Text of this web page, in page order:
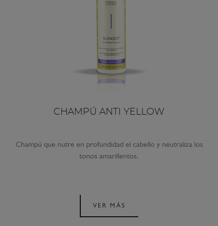
CHAMPÚ ANTI YELLOW
Champú que nutre en profundidad el cabello y neutraliza los
tonos amarillentos.
VER MÁS